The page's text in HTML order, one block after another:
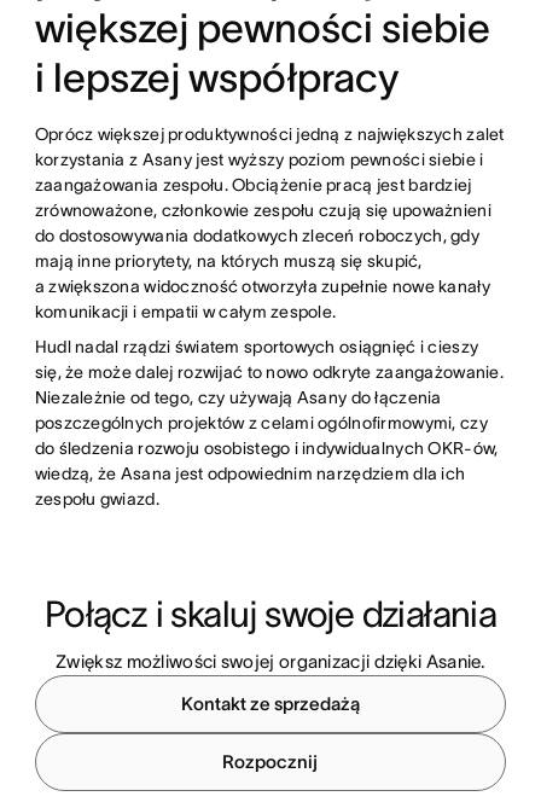
większej pewności siebie
i lepszej współpracy
Oprócz większej produktywności jedną z największych zalet
korzystania z Asany jest wyższy poziom pewności siebie i
zaangażowania zespołu. Obciążenie pracą jest bardziej
zrównoważone, członkowie zespołu czują się upoważnieni
do dostosowywania dodatkowych zleceń roboczych, gdy
mają inne priorytety, na których muszą się skupić,
a zwiększona widoczność otworzyła zupełnie nowe kanały
komunikacji i empatii w całym zespole.
Hudl nadal rządzi światem sportowych osiągnięć i cieszy
się, że może dalej rozwijać to nowo odkryte zaangażowanie.
Niezależnie od tego, czy używają Asany do łączenia
poszczególnych projektów z celami ogólnofirmowymi, czy
do śledzenia rozwoju osobistego i indywidualnych OKR-ów,
wiedzą, że Asana jest odpowiednim narzędziem dla ich
zespołu gwiazd.
Połącz i skaluj swoje działania
Zwiększ możliwości swojej organizacji dzięki Asanie.
Kontakt ze sprzedażą
Rozpocznij